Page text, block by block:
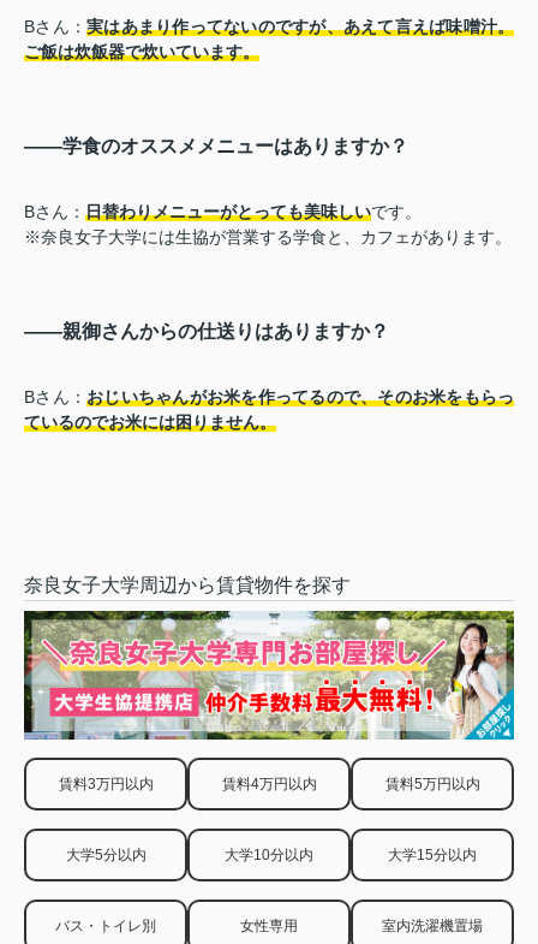
Bさん： 実はあまり作ってないのですが、あえて言えば味噌汁。
ご飯は炊飯器で炊いています。
――学食のオススメメニューはありますか？
Bさん： 日替わりメニューがとっても美味しいです。
※奈良女子大学には生協が営業する学食と、カフェがあります。
――親御さんからの仕送りはありますか？
Bさん： おじいちゃんがお米を作ってるので、そのお米をもらっ
ているのでお米には困りません。
奈良女子大学周辺から賃貸物件を探す
賃料3万円以内 賃料4万円以内 賃料5万円以内
大学5分以内 大学10分以内 大学15分以内
バス・トイレ別 女性専用 室内洗濯機置場